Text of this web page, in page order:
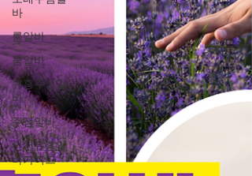
바
룸알바
룸알바
유흥주점알
바
주점알바
인천유흥알
바가이드